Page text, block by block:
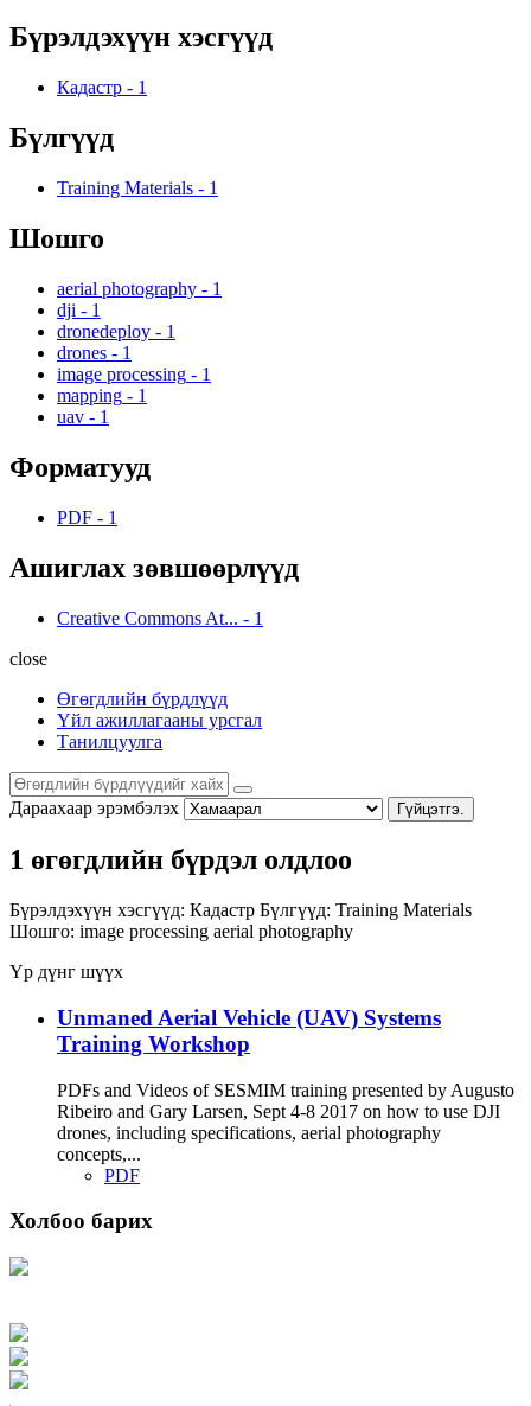
Бүрэлдэхүүн хэсгүүд
Кадастр - 1
Бүлгүүд
Training Materials - 1
Шошго
aerial photography - 1
dji - 1
dronedeploy - 1
drones - 1
image processing - 1
mapping - 1
uav - 1
Форматууд
PDF - 1
Ашиглах зөвшөөрлүүд
Creative Commons At... - 1
close
Өгөгдлийн бүрдлүүд
Үйл ажиллагааны урсгал
Танилцуулга
Дараахаар эрэмбэлэх Гүйцэтгэ.
1 өгөгдлийн бүрдэл олдлоо
Бүрэлдэхүүн хэсгүүд: Кадастр Бүлгүүд: Training Materials
Шошго: image processing aerial photography
Үр дүнг шүүх
Unmaned Aerial Vehicle (UAV) Systems
Training Workshop
PDFs and Videos of SESMIM training presented by Augusto
Ribeiro and Gary Larsen, Sept 4-8 2017 on how to use DJI
drones, including specifications, aerial photography
concepts,...
PDF
Холбоо барих